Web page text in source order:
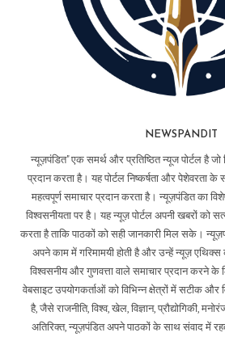
NEWSPANDIT
न्यूज़पंडित" एक समर्थ और प्रतिष्ठित न्यूज पोर्टल है जो
प्रदान करता है। यह पोर्टल निष्कर्षता और पेशेवरता
महत्वपूर्ण समाचार प्रदान करता है। न्यूज़पंडित का
विश्वसनीयता पर है। यह न्यूज़ पोर्टल अपनी खबरों को
करता है ताकि पाठकों को सही जानकारी मिल सके।
अपने काम में गरिमामयी होती है और उन्हें न्यूज़
विश्वसनीय और गुणवत्ता वाले समाचार प्रदान करने के
वेबसाइट उपयोगकर्ताओं को विभिन्न क्षेत्रों में सटीक और
है, जैसे राजनीति, विश्व, खेल, विज्ञान, प्रौद्योगिकी,
अतिरिक्त, न्यूज़पंडित अपने पाठकों के साथ संवाद में